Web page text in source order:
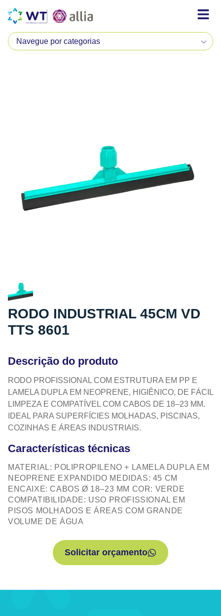
RODO INDUSTRIAL 45CM VD
TTS 8601
Descrição do produto
RODO PROFISSIONAL COM ESTRUTURA EM PP E
LAMELA DUPLA EM NEOPRENE, HIGIÊNICO, DE FÁCIL
LIMPEZA E COMPATÍVEL COM CABOS DE 18–23 MM.
IDEAL PARA SUPERFÍCIES MOLHADAS, PISCINAS,
COZINHAS E ÁREAS INDUSTRIAIS.
Características técnicas
MATERIAL: POLIPROPILENO + LAMELA DUPLA EM
NEOPRENE EXPANDIDO MEDIDAS: 45 CM
ENCAIXE: CABOS Ø 18–23 MM COR: VERDE
COMPATIBILIDADE: USO PROFISSIONAL EM
PISOS MOLHADOS E ÁREAS COM GRANDE
VOLUME DE ÁGUA
Solicitar orçamento